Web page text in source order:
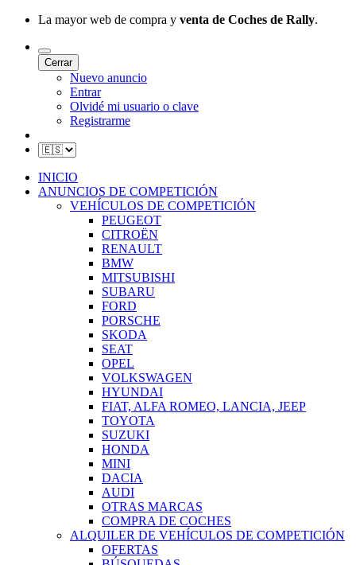
La mayor web de compra y venta de Coches de Rally.
Cerrar
Nuevo anuncio
Entrar
Olvidé mi usuario o clave
Registrarme
INICIO
ANUNCIOS DE COMPETICIÓN
VEHÍCULOS DE COMPETICIÓN
PEUGEOT
CITROËN
RENAULT
BMW
MITSUBISHI
SUBARU
FORD
PORSCHE
SKODA
SEAT
OPEL
VOLKSWAGEN
HYUNDAI
FIAT, ALFA ROMEO, LANCIA, JEEP
TOYOTA
SUZUKI
HONDA
MINI
DACIA
AUDI
OTRAS MARCAS
COMPRA DE COCHES
ALQUILER DE VEHÍCULOS DE COMPETICIÓN
OFERTAS